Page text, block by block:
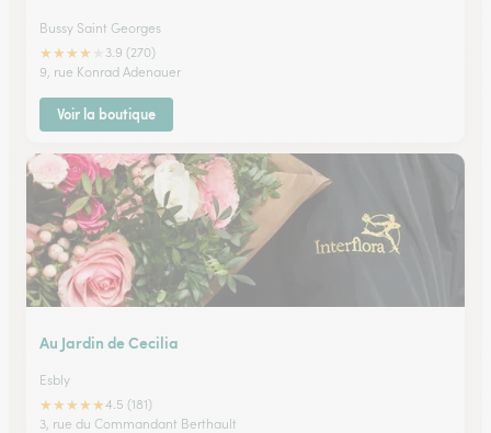
Bussy Saint Georges
★★★★
3.9 (270)
9, rue Konrad Adenauer
Voir la boutique
Au Jardin de Cecilia
Esbly
★★★★★4.5 (181)
3, rue du Commandant Berthault